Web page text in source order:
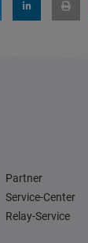
Partner
Service-Center
Relay-Service